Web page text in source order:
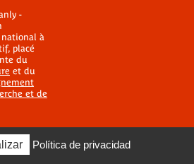
-
à
placé
du
et du
et de
Política de privacidad